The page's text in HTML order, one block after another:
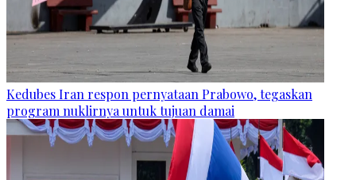
Kedubes Iran respon pernyataan Prabowo, tegaskan
program nuklirnya untuk tujuan damai